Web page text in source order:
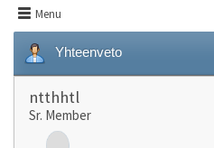
Menu
Yhteenveto
ntthhtl
Sr. Member